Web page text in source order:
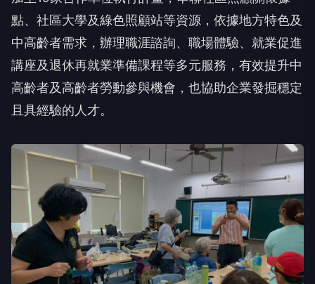
點、社區大學及綠色照顧站等資源，依據地方特色及
中高齡者需求，辦理職涯諮詢、職場體驗、就業促進
講座及退休再就業準備課程等多元服務，有效提升中
高齡者及高齡者勞動參與機會，也協助企業發掘穩定
且具經驗的人才。